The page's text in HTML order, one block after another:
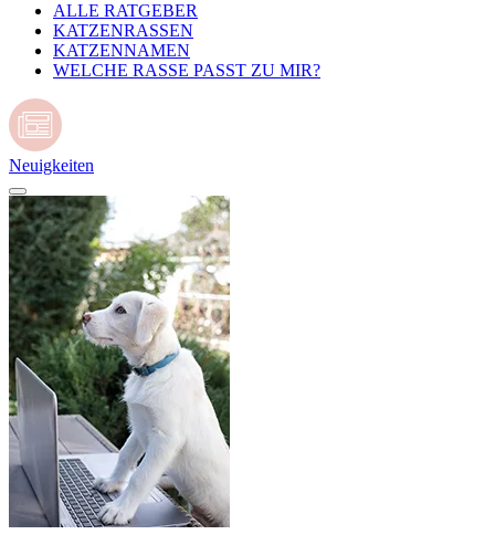
ALLE RATGEBER
KATZENRASSEN
KATZENNAMEN
WELCHE RASSE PASST ZU MIR?
Neuigkeiten